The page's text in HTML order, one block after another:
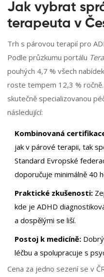
Jak vybrat
terapeuta v
Trh s párovou terapií pro
Podle průzkumu portálu
pouhých 4,7 % všech
roste tempem 12,3 %
skutečně specializovanou
následující:
Kombinovaná
jak v párové terapii, tak
Standard Evropské
doporučuje minimálně 40
Praktické zkušenosti:
kde je ADHD
a dospělými se liší.
Postoj k medicíně:
léčbu a spolupracuje s
Cena za jedno sezení se v